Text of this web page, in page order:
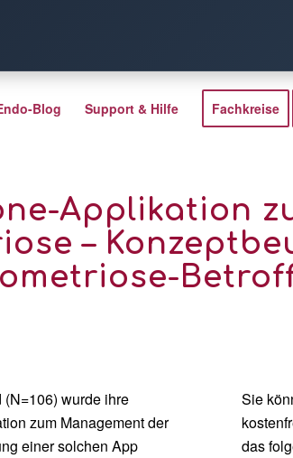
Blog Support & Hilfe Fachkreise
Applikation
–
wurde ihre
zum Management der
einer solchen App
Sie
das